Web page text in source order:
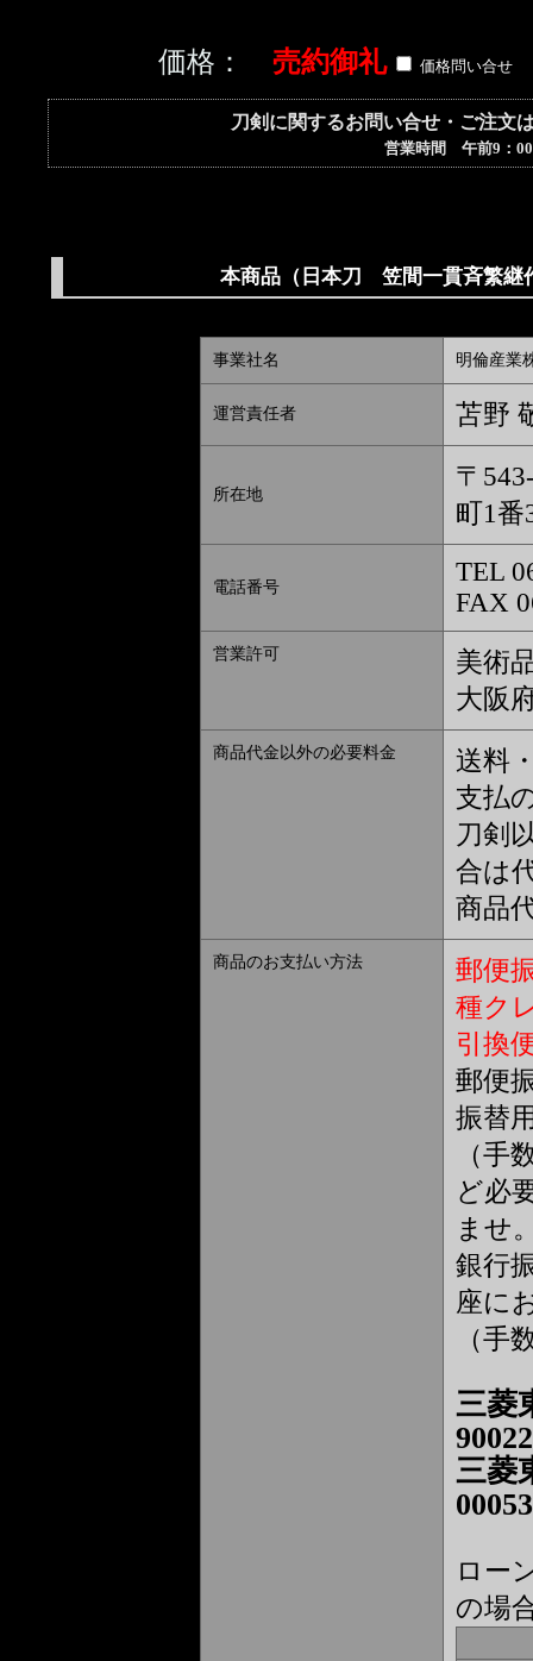
価格： 売約御礼 価格問い合せ
刀剣に関するお問い合せ・ご注
営業時間 午前9：
本商品（日本刀 笠間一貫斉繁継
事業社名 明倫産業
運営責任者 苫野
所在地
〒
町1番
電話番号
TEL
FAX
営業許可
美術
大阪
商品代金以外の必要料金
送料
支払
刀剣
合は
商品
商品のお支払い方法
郵便
種ク
引換
郵便
振替
（手
ど必
ませ
銀行
座に
（
三菱
三菱
ロー
の場